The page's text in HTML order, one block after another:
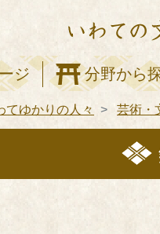
ジ 分野から
てゆかりの人々 芸術・